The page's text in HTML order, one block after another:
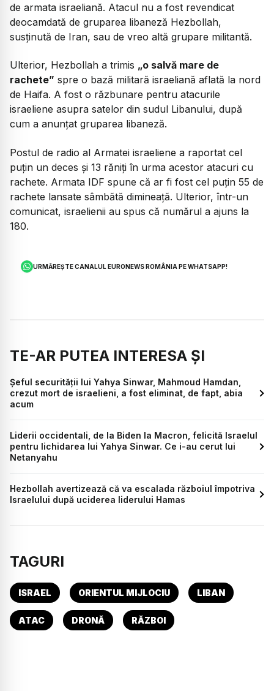
de armata israeliană. Atacul nu a fost revendicat
deocamdată de gruparea libaneză Hezbollah,
susținută de Iran, sau de vreo altă grupare militantă.
Ulterior, Hezbollah a trimis „o salvă mare de
rachete” spre o bază militară israeliană aflată la nord
de Haifa. A fost o răzbunare pentru atacurile
israeliene asupra satelor din sudul Libanului, după
cum a anunțat gruparea libaneză.
Postul de radio al Armatei israeliene a raportat cel
puțin un deces și 13 răniți în urma acestor atacuri cu
rachete. Armata IDF spune că ar fi fost cel puțin 55 de
rachete lansate sâmbătă dimineață. Ulterior, într-un
comunicat, israelienii au spus că numărul a ajuns la
180.
URMĂREȘTE CANALUL EURONEWS ROMÂNIA PE WHATSAPP!
TE-AR PUTEA INTERESA ȘI
Șeful securității lui Yahya Sinwar, Mahmoud Hamdan,
crezut mort de israelieni, a fost eliminat, de fapt, abia
acum
Liderii occidentali, de la Biden la Macron, felicită Israelul
pentru lichidarea lui Yahya Sinwar. Ce i-au cerut lui
Netanyahu
Hezbollah avertizează că va escalada războiul împotriva
Israelului după uciderea liderului Hamas
TAGURI
ISRAEL ORIENTUL MIJLOCIU LIBAN
ATAC DRONĂ RĂZBOI